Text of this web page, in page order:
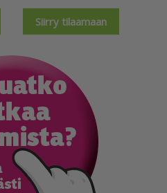
Siirry tilaamaan